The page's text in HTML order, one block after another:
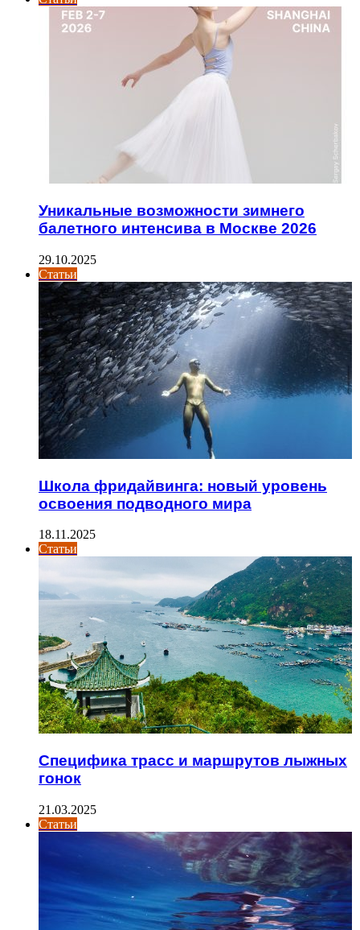
Уникальные возможности зимнего
балетного интенсива в Москве 2026
29.10.2025
Статьи
Школа фридайвинга: новый уровень
освоения подводного мира
18.11.2025
Статьи
Специфика трасс и маршрутов лыжных
гонок
21.03.2025
Статьи